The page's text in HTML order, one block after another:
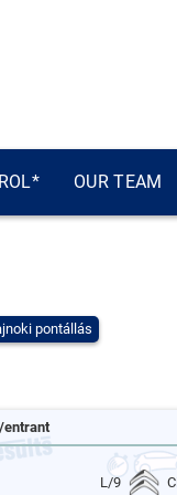
OUR TEAM
pontállás
entrant
L/9